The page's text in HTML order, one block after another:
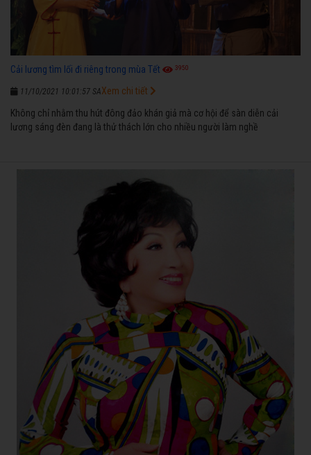
Cải lương tìm lối đi riêng trong mùa Tết 3950
11/10/2021 10:01:57 SA
Không chỉ nhằm thu hút đông đảo khán giả mà cơ hội để sàn diễn cải
lương sáng đèn đang là thử thách lớn cho nhiều người làm nghề
Xem chi tiết